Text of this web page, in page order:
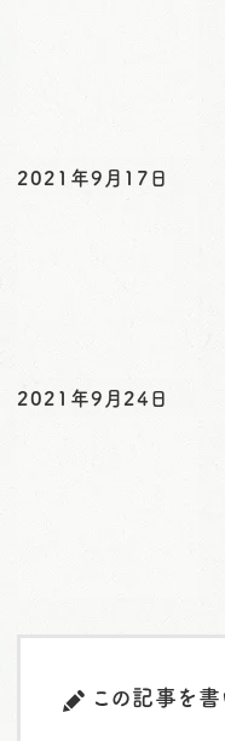
2021年9月17日
2021年9月24日
この記事を